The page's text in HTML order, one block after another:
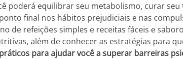
poderá equilibrar seu metabolismo, curar
final nos hábitos prejudiciais e nas
de refeições simples e receitas fáceis e
além de conhecer as estratégias para
para ajudar você a superar barreiras